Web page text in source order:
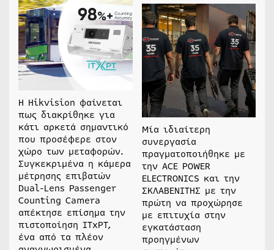
Η Hikvision φαίνεται
πως διακρίθηκε για
κάτι αρκετά σημαντικό
που προσέφερε στον
χώρο των μεταφορών.
Συγκεκριμένα η κάμερα
μέτρησης επιβατών
Dual-Lens Passenger
Counting Camera
απέκτησε επίσημα την
πιστοποίηση ITxPT,
ένα από τα πλέον
Μία ιδιαίτερη
συνεργασία
πραγματοποιήθηκε με
την ACE POWER
ELECTRONICS και την
ΣΚΛΑΒΕΝΙΤΗΣ με την
πρώτη να προχώρησε
με επιτυχία στην
εγκατάσταση
προηγμένων